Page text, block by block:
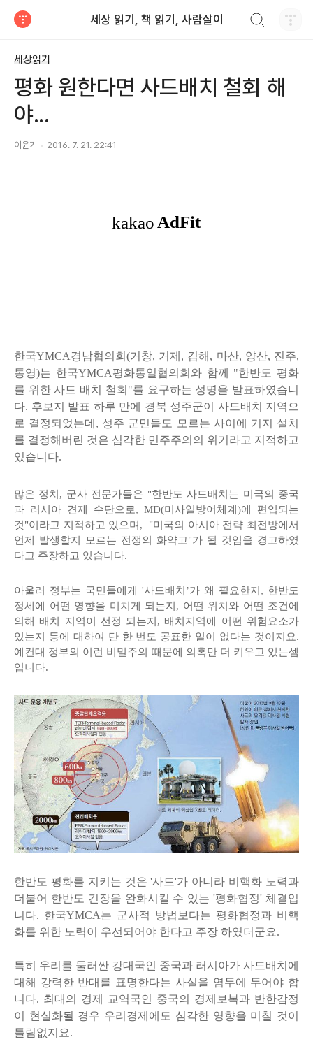
세상 읽기, 책 읽기, 사람살이
세상읽기
평화 원한다면 사드배치 철회 해
야...
이윤기 2016. 7. 21. 22:41
한국YMCA경남협의회(거창, 거제, 김해, 마산, 양산, 진주,
통영)는 한국YMCA평화통일협의회와 함께 "한반도 평화
를 위한 사드 배치 철회"를 요구하는 성명을 발표하였습니
다. 후보지 발표 하루 만에 경북 성주군이 사드배치 지역으
로 결정되었는데, 성주 군민들도 모르는 사이에 기지 설치
를 결정해버린 것은 심각한 민주주의의 위기라고 지적하고
있습니다.
많은 정치, 군사 전문가들은 "한반도 사드배치는 미국의 중국
과 러시아 견제 수단으로, MD(미사일방어체계)에 편입되는
것"이라고 지적하고 있으며, "미국의 아시아 전략 최전방에서
언제 발생할지 모르는 전쟁의 화약고"가 될 것임을 경고하였
다고 주장하고 있습니다.
아울러 정부는 국민들에게 '사드배치’가 왜 필요한지, 한반도
정세에 어떤 영향을 미치게 되는지, 어떤 위치와 어떤 조건에
의해 배치 지역이 선정 되는지, 배치지역에 어떤 위험요소가
있는지 등에 대하여 단 한 번도 공표한 일이 없다는 것이지요.
예컨대 정부의 이런 비밀주의 때문에 의혹만 더 키우고 있는셈
입니다.
한반도 평화를 지키는 것은 '사드'가 아니라 비핵화 노력과
더불어 한반도 긴장을 완화시킬 수 있는 '평화협정' 체결입
니다. 한국YMCA는 군사적 방법보다는 평화협정과 비핵
화를 위한 노력이 우선되어야 한다고 주장 하였더군요.
특히 우리를 둘러싼 강대국인 중국과 러시아가 사드배치에
대해 강력한 반대를 표명한다는 사실을 염두에 두어야 합
니다. 최대의 경제 교역국인 중국의 경제보복과 반한감정
이 현실화될 경우 우리경제에도 심각한 영향을 미칠 것이
틀림없지요.